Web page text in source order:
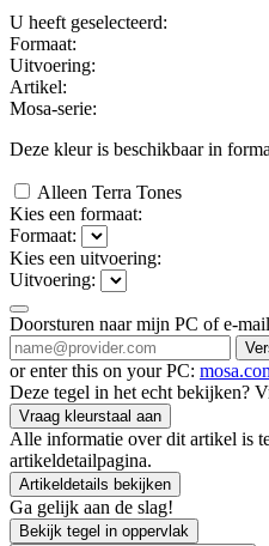
U heeft geselecteerd:
Formaat:
Uitvoering:
Artikel:
Mosa-serie:
Deze kleur is beschikbaar in
Alleen Terra Tones
Kies een formaat:
Formaat:
Kies een uitvoering:
Uitvoering:
Doorsturen naar mijn PC of e-mail
or enter this on your PC:
Deze tegel in het echt bekijken?
Vraag kleurstaal aan
Alle informatie over dit artikel is
artikeldetailpagina.
Artikeldetails bekijken
Ga gelijk aan de slag!
Bekijk tegel in oppervlak